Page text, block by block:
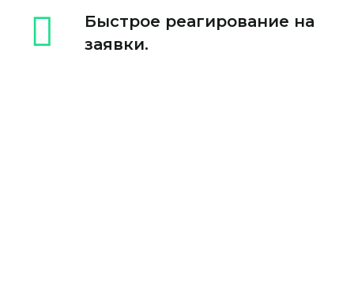
Быстрое реагирование на
заявки.